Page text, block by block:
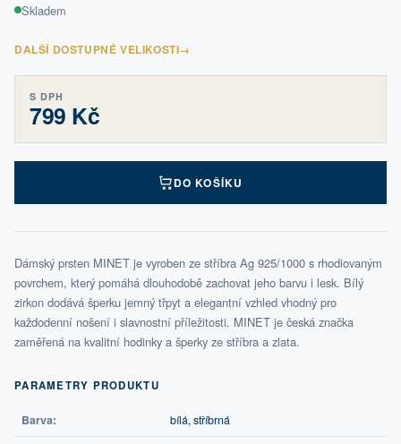
Skladem
DALŠÍ DOSTUPNÉ VELIKOSTI→
S DPH
799 Kč
DO KOŠÍKU
Dámský prsten MINET je vyroben ze stříbra Ag 925/1000 s rhodiovaným
povrchem, který pomáhá dlouhodobě zachovat jeho barvu i lesk. Bílý
zirkon dodává šperku jemný třpyt a elegantní vzhled vhodný pro
každodenní nošení i slavnostní příležitosti. MINET je česká značka
zaměřená na kvalitní hodinky a šperky ze stříbra a zlata.
PARAMETRY PRODUKTU
Barva: bílá, stříbrná